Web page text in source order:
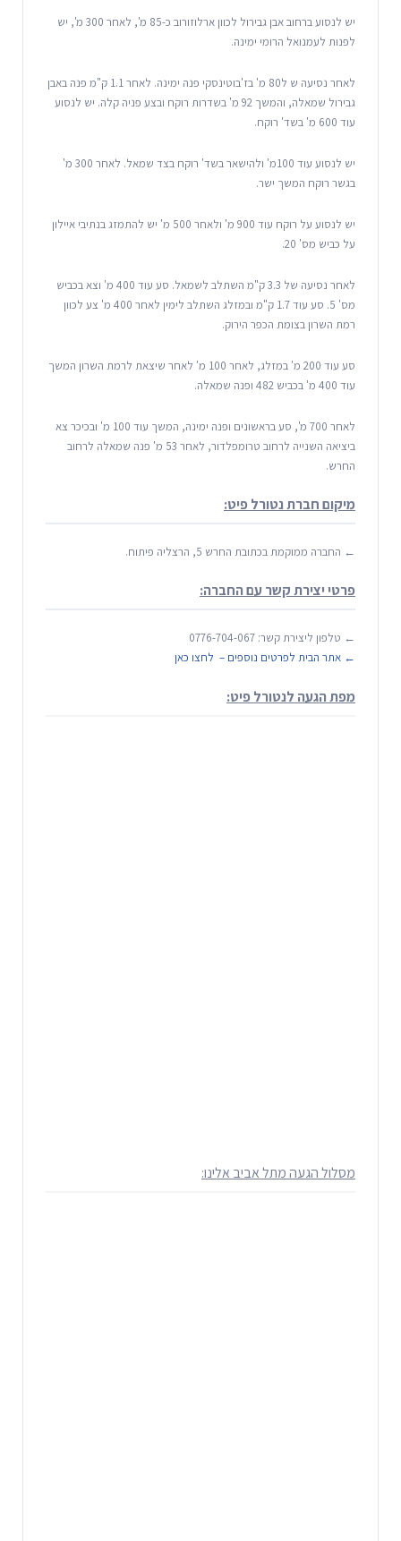
יש לנסוע ברחוב אבן גבירול לכוון ארלוזורוב כ-85 מ', לאחר 300 מ', יש
לפנות לעמנואל הרומי ימינה.
לאחר נסיעה ש ל80 מ' בז'בוטינסקי פנה ימינה. לאחר 1.1 ק"מ פנה באבן
גבירול שמאלה, והמשך 92 מ' בשדרות רוקח ובצע פניה קלה. יש לנסוע
עוד 600 מ' בשד' רוקח.
יש לנסוע עוד 100מ' ולהישאר בשד' רוקח בצד שמאל. לאחר 300 מ'
בגשר רוקח המשך ישר.
יש לנסוע על רוקח עוד 900 מ' ולאחר 500 מ' יש להתמזג בנתיבי איילון
על כביש מס' 20.
לאחר נסיעה של 3.3 ק"מ השתלב לשמאל. סע עוד 400 מ' וצא בכביש
מס' 5. סע עוד 1.7 ק"מ ובמזלג השתלב לימין לאחר 400 מ' צע לכוון
רמת השרון בצומת הכפר הירוק.
סע עוד 200 מ' במזלג, לאחר 100 מ' לאחר שיצאת לרמת השרון המשך
עוד 400 מ' בכביש 482 ופנה שמאלה.
לאחר 700 מ', סע בראשונים ופנה ימינה, המשך עוד 100 מ' ובכיכר צא
ביציאה השנייה לרחוב טרומפלדור, לאחר 53 מ' פנה שמאלה לרחוב
החרש.
מיקום חברת נטורל פיט:
← החברה ממוקמת בכתובת החרש 5, הרצליה פיתוח.
פרטי יצירת קשר עם החברה:
← טלפון ליצירת קשר: 0776-704-067
← אתר הבית לפרטים נוספים – לחצו כאן
מפת הגעה לנטורל פיט:
מסלול הגעה מתל אביב אלינו: